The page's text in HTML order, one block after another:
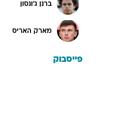
ברנן ג'ונסון
מארק האריס
פייסבוק